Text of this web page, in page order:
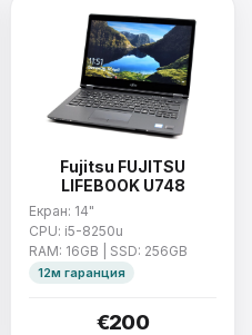
Fujitsu FUJITSU
LIFEBOOK U748
Екран: 14"
CPU: i5-8250u
RAM: 16GB | SSD: 256GB
12м гаранция
€200